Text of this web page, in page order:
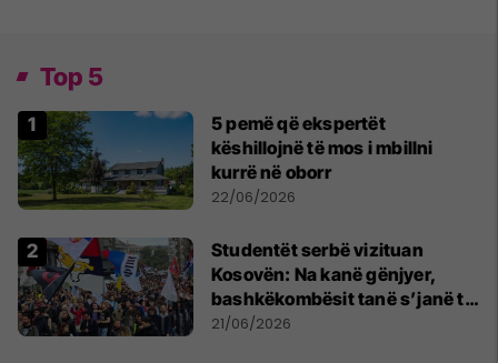
Top 5
5 pemë që ekspertët
këshillojnë të mos i mbillni
kurrë në oborr
22/06/2026
Studentët serbë vizituan
Kosovën: Na kanë gënjyer,
bashkëkombësit tanë s’janë të
shtypur
21/06/2026